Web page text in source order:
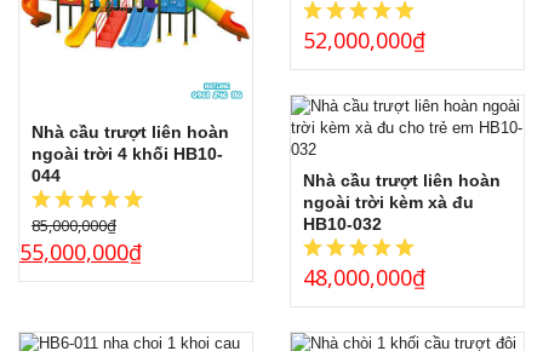
Nhà cầu trượt liên hoàn
ngoài trời 4 khối HB10-
044
85,000,000₫
55,000,000₫
52,000,000₫
Nhà cầu trượt liên hoàn
ngoài trời kèm xà đu
HB10-032
48,000,000₫